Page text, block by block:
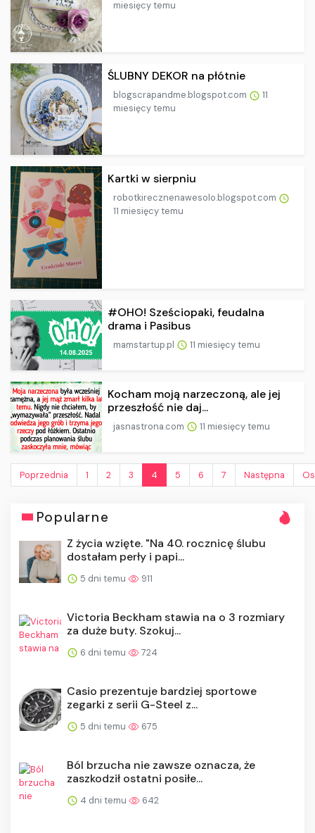
miesięcy temu
ŚLUBNY DEKOR na płótnie
blogscrapandme.blogspot.com
11
miesięcy temu
Kartki w sierpniu
robotkirecznenawesolo.blogspot.com
11 miesięcy temu
#OHO! Sześciopaki, feudalna
drama i Pasibus
mamstartup.pl 11 miesięcy temu
Kocham moją narzeczoną, ale jej
przeszłość nie daj...
jasnastrona.com 11 miesięcy temu
Poprzednia 1 2 3 4 5 6 7 Następna
Popularne
Z życia wzięte. "Na 40. rocznicę ślubu
dostałam perły i papi...
5 dni temu 911
Victoria Beckham stawia na o 3 rozmiary
za duże buty. Szokuj...
6 dni temu 724
Casio prezentuje bardziej sportowe
zegarki z serii G-Steel z...
5 dni temu 675
Ból brzucha nie zawsze oznacza, że
zaszkodził ostatni posiłe...
4 dni temu 642